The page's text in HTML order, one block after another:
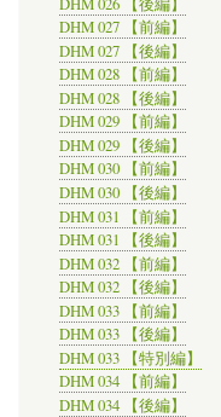
DHM 027 【前編】
DHM 027 【後編】
DHM 028 【前編】
DHM 028 【後編】
DHM 029 【前編】
DHM 029 【後編】
DHM 030 【前編】
DHM 030 【後編】
DHM 031 【前編】
DHM 031 【後編】
DHM 032 【前編】
DHM 032 【後編】
DHM 033 【前編】
DHM 033 【後編】
DHM 033 【特別編】
DHM 034 【前編】
DHM 034 【後編】